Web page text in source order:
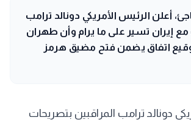
أعلن الرئيس الأمريكي دونالد ترامب
مع إيران تسير على ما يرام وأن طهران
اتفاق يضمن فتح مضيق هرمز
دونالد ترامب المراقبين بتصريحات